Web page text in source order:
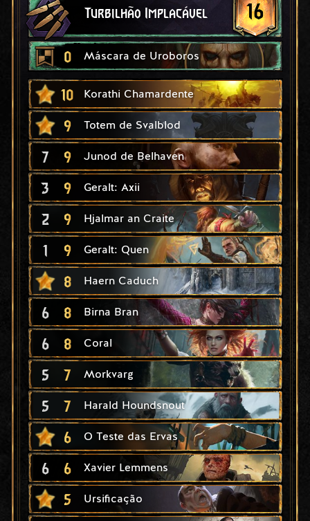
Turbilhão Implacável 16
0 Máscara de Uroboros
10 Korathi Chamardente
9 Totem de Svalblod
7 9 Junod de Belhaven
3 9 Geralt: Axii
2 9 Hjalmar an Craite
1 9 Geralt: Quen
8 Haern Caduch
6 8 Birna Bran
6 8 Coral
5 7 Morkvarg
5 7 Harald Houndsnout
6 O Teste das Ervas
6 6 Xavier Lemmens
5 Ursificação